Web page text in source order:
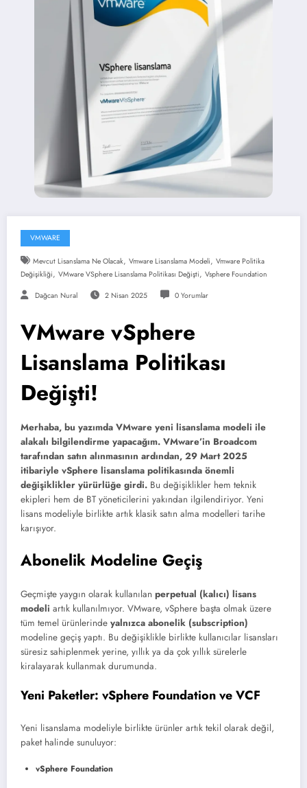
VMWARE
Mevcut Lisanslama Ne Olacak, Vmware Lisanslama Modeli, Vmware Politika
Değişikliği, VMware VSphere Lisanslama Politikası Değişti, Vsphere Foundation
Dağcan Nural 2 Nisan 2025 0 Yorumlar
VMware vSphere
Lisanslama Politikası
Değişti!
Merhaba, bu yazımda VMware yeni lisanslama modeli ile
alakalı bilgilendirme yapacağım. VMware’in Broadcom
tarafından satın alınmasının ardından, 29 Mart 2025
itibariyle vSphere lisanslama politikasında önemli
değişiklikler yürürlüğe girdi. Bu değişiklikler hem teknik
ekipleri hem de BT yöneticilerini yakından ilgilendiriyor. Yeni
lisans modeliyle birlikte artık klasik satın alma modelleri tarihe
karışıyor.
Abonelik Modeline Geçiş
Geçmişte yaygın olarak kullanılan perpetual (kalıcı) lisans
modeli artık kullanılmıyor. VMware, vSphere başta olmak üzere
tüm temel ürünlerinde yalnızca abonelik (subscription)
modeline geçiş yaptı. Bu değişiklikle birlikte kullanıcılar lisansları
süresiz sahiplenmek yerine, yıllık ya da çok yıllık sürelerle
kiralayarak kullanmak durumunda.
Yeni Paketler: vSphere Foundation ve VCF
Yeni lisanslama modeliyle birlikte ürünler artık tekil olarak değil,
paket halinde sunuluyor:
vSphere Foundation